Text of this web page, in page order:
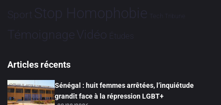
Sport Stop Homophobie Tech Tribune
TémoignageVidéo Études
Articles récents
Sénégal : huit femmes arrêtées, l’inquiétude
grandit face à la répression LGBT+